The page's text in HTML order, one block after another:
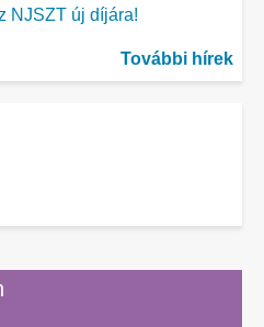
NJSZT új díjára!
További hírek